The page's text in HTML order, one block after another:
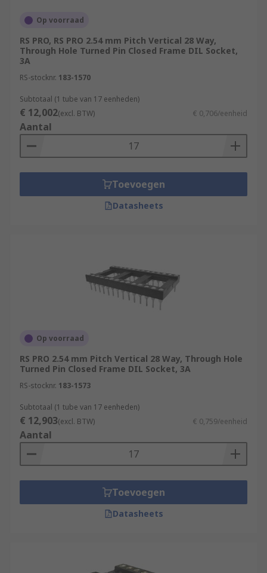
Op voorraad
RS PRO, RS PRO 2.54 mm Pitch Vertical 28 Way,
Through Hole Turned Pin Closed Frame DIL Socket,
3A
RS-stocknr. 183-1570
Subtotaal (1 tube van 17 eenheden)
€ 12,002(excl. BTW) € 0,706/eenheid
Aantal
Toevoegen
Datasheets
Op voorraad
RS PRO 2.54 mm Pitch Vertical 28 Way, Through Hole
Turned Pin Closed Frame DIL Socket, 3A
RS-stocknr. 183-1573
Subtotaal (1 tube van 17 eenheden)
€ 12,903(excl. BTW) € 0,759/eenheid
Aantal
Toevoegen
Datasheets